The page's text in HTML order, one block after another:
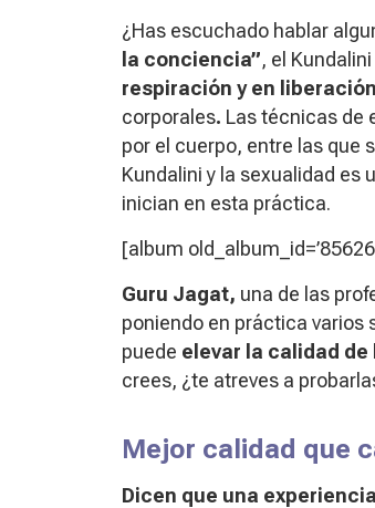
¿Has escuchado hablar
la conciencia”, el
respiración y en
corporales. Las técnicas de
por el cuerpo, entre las que
Kundaliniy la sexualidad es
inician en esta práctica.
[album
Guru Jagat, una de las
poniendo en práctica varios
puede elevar la calidad de
crees, ¿te atreves a
Mejor calidad que
Dicen que una